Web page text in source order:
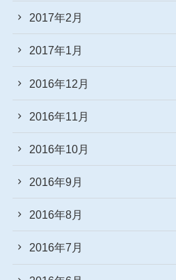
2017年2月
2017年1月
2016年12月
2016年11月
2016年10月
2016年9月
2016年8月
2016年7月